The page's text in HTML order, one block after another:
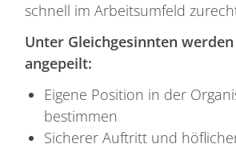
schnell im Arbeitsumfeld
Unter Gleichgesinnten
angepeilt:
Eigene Position in der
bestimmen
Sicherer Auftritt und